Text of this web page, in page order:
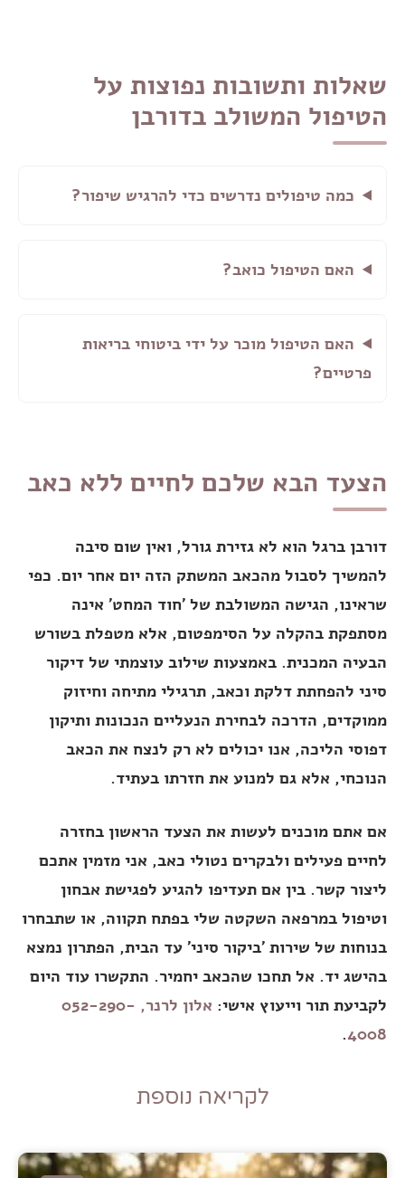
שאלות ותשובות נפוצות על
הטיפול המשולב בדורבן
כמה טיפולים נדרשים כדי להרגיש שיפור?
האם הטיפול כואב?
האם הטיפול מוכר על ידי ביטוחי בריאות
פרטיים?
הצעד הבא שלכם לחיים ללא כאב
דורבן ברגל הוא לא גזירת גורל, ואין שום סיבה
להמשיך לסבול מהכאב המשתק הזה יום אחר יום. כפי
שראינו, הגישה המשולבת של 'חוד המחט' אינה
מסתפקת בהקלה על הסימפטום, אלא מטפלת בשורש
הבעיה המכנית. באמצעות שילוב עוצמתי של דיקור
סיני להפחתת דלקת וכאב, תרגילי מתיחה וחיזוק
ממוקדים, הדרכה לבחירת הנעליים הנכונות ותיקון
דפוסי הליכה, אנו יכולים לא רק לנצח את הכאב
הנוכחי, אלא גם למנוע את חזרתו בעתיד.
אם אתם מוכנים לעשות את הצעד הראשון בחזרה
לחיים פעילים ולבקרים נטולי כאב, אני מזמין אתכם
ליצור קשר. בין אם תעדיפו להגיע לפגישת אבחון
וטיפול במרפאה השקטה שלי בפתח תקווה, או שתבחרו
בנוחות של שירות 'ביקור סיני' עד הבית, הפתרון נמצא
בהישג יד. אל תחכו שהכאב יחמיר. התקשרו עוד היום
לקביעת תור וייעוץ אישי:
אלון לרנר, 052-290-
4008
.
לקריאה נוספת